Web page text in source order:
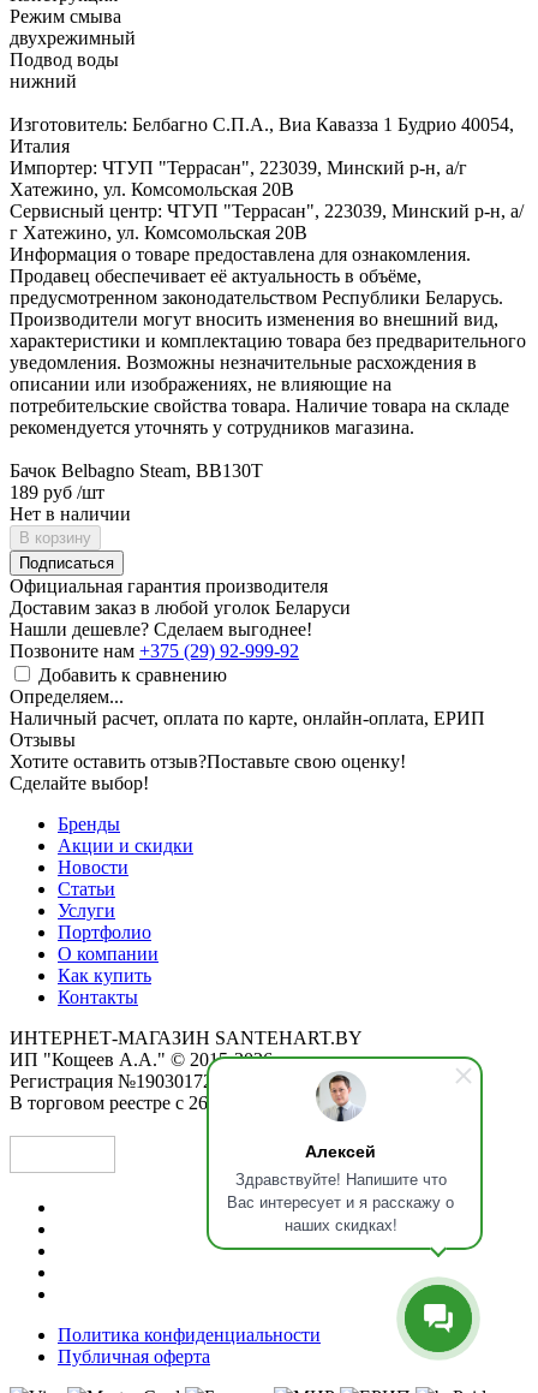
Алексей
Здравствуйте! Напишите что
Вас интересует и я расскажу о
наших скидках!
Режим смыва
двухрежимный
Подвод воды
нижний
Изготовитель: Белбагно С.П.А., Виа Кавазза 1 Будрио 40054,
Италия
Импортер: ЧТУП "Террасан", 223039, Минский р-н, а/г
Хатежино, ул. Комсомольская 20В
Сервисный центр: ЧТУП "Террасан", 223039, Минский р-н, а/
г Хатежино, ул. Комсомольская 20В
Информация о товаре предоставлена для ознакомления.
Продавец обеспечивает её актуальность в объёме,
предусмотренном законодательством Республики Беларусь.
Производители могут вносить изменения во внешний вид,
характеристики и комплектацию товара без предварительного
уведомления. Возможны незначительные расхождения в
описании или изображениях, не влияющие на
потребительские свойства товара. Наличие товара на складе
рекомендуется уточнять у сотрудников магазина.
Бачок Belbagno Steam, BB130T
189 руб /шт
Нет в наличии
В корзину
Подписаться
Официальная гарантия производителя
Доставим заказ в любой уголок Беларуси
Нашли дешевле? Сделаем выгоднее!
Позвоните нам +375 (29) 92-999-92
Добавить к сравнению
Определяем...
Наличный расчет, оплата по карте, онлайн-оплата, ЕРИП
Отзывы
Хотите оставить отзыв?Поставьте свою оценку!
Сделайте выбор!
Бренды
Акции и скидки
Новости
Статьи
Услуги
Портфолио
О компании
Как купить
Контакты
ИНТЕРНЕТ-МАГАЗИН SANTEHART.BY
ИП "Кощеев А.А." © 2015-2026
Регистрация №190301725 от 12.02.2015
В торговом реестре с 26.11.2019
Политика конфиденциальности
Публичная оферта